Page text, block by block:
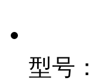
型号：